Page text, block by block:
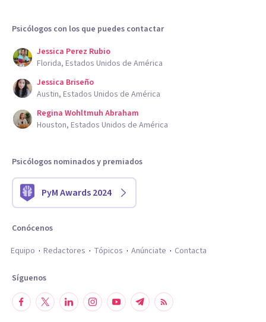
Psicólogos con los que puedes contactar
Jessica Perez Rubio
Florida, Estados Unidos de América
Jessica Briseño
Austin, Estados Unidos de América
Regina Wohltmuh Abraham
Houston, Estados Unidos de América
Psicólogos nominados y premiados
PyM Awards 2024
Conócenos
Equipo
Redactores Tópicos Anúnciate Contacta
Síguenos